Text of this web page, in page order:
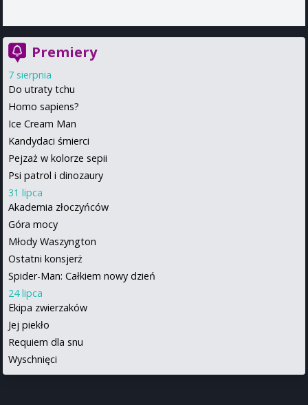
Premiery
7 sierpnia
Do utraty tchu
Homo sapiens?
Ice Cream Man
Kandydaci śmierci
Pejzaż w kolorze sepii
Psi patrol i dinozaury
31 lipca
Akademia złoczyńców
Góra mocy
Młody Waszyngton
Ostatni konsjerż
Spider-Man: Całkiem nowy dzień
24 lipca
Ekipa zwierzaków
Jej piekło
Requiem dla snu
Wyschnięci